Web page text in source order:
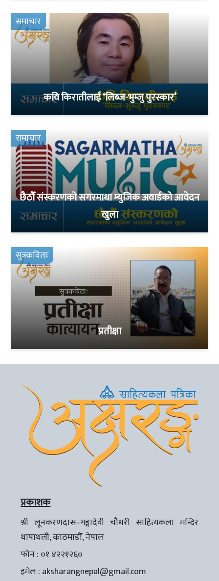
समाचार
कवि किरातीलाई ‘लिब्ज-भुम्जु पुरस्कार’
समाचार
छैठौँ संस्करणको सगरमाथा म्युजिक अवार्डको आवेदन
खुला
सुत्रकविताः
प्रतीक्षा
प्रकाशक
श्री लूनकरणदास–गङ्गादेवी चौधरी साहित्यकला मन्दिर
थापाथली, काठमाडौँ, नेपाल
फोन : ०१ ४२२१२६०
इमेल : aksharangnepal@gmail.com